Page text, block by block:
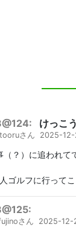
けっこ
tooruさん 2025-12-
（？）に追われて
ゴルフに行って
さん 2025-12-